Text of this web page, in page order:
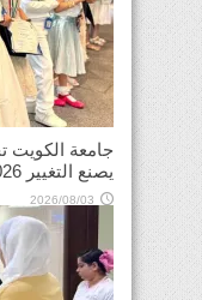
جامعة الكويت
يصنع التغيير 2026»
2026/08/03